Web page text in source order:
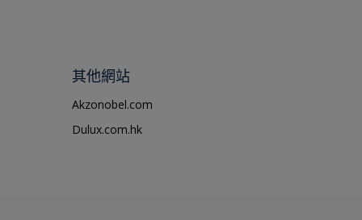
其他網站
Akzonobel.com
Dulux.com.hk